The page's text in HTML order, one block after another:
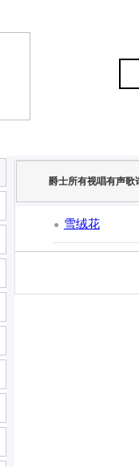
爵士所有视唱有声歌
● 雪绒花